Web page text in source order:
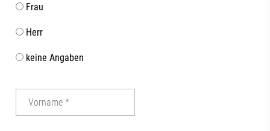
Frau
Herr
keine Angaben